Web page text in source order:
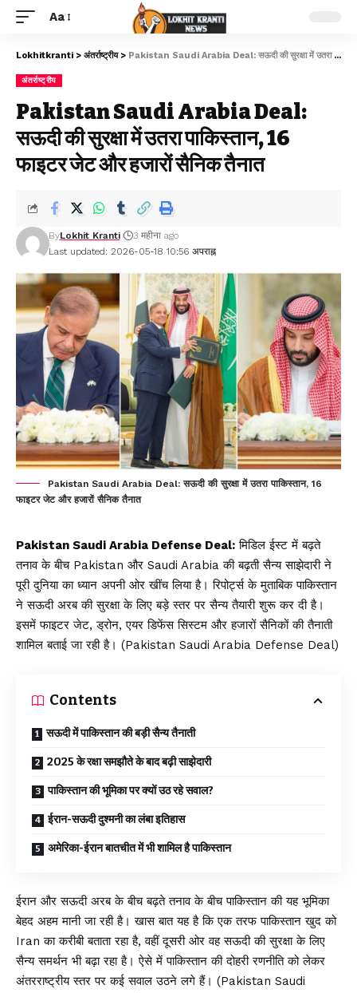
Aa
Lokhitkranti > अंतर्राष्ट्रीय> Pakistan Saudi Arabia Deal: सऊदी की सुरक्षा में उतरा पाकिस्तान, 16 फाइटर जेट और हजारों सैनिक तैनात
अंतर्राष्ट्रीय
Pakistan Saudi Arabia Deal:
सऊदी की सुरक्षा में उतरा पाकिस्तान, 16
फाइटर जेट और हजारों सैनिक तैनात
Last updated: 2026-05-18 10:56 अपराह्न
ByLokhit Kranti 3 महीना ago
Pakistan Saudi Arabia Deal: सऊदी की सुरक्षा में उतरा पाकिस्तान, 16
फाइटर जेट और हजारों सैनिक तैनात
Pakistan Saudi Arabia Defense Deal: मिडिल ईस्ट में बढ़ते
तनाव के बीच Pakistan और Saudi Arabia की बढ़ती सैन्य साझेदारी ने
पूरी दुनिया का ध्यान अपनी ओर खींच लिया है। रिपोर्ट्स के मुताबिक पाकिस्तान
ने सऊदी अरब की सुरक्षा के लिए बड़े स्तर पर सैन्य तैयारी शुरू कर दी है।
इसमें फाइटर जेट, ड्रोन, एयर डिफेंस सिस्टम और हजारों सैनिकों की तैनाती
शामिल बताई जा रही है। (Pakistan Saudi Arabia Defense Deal)
Contents
सऊदी में पाकिस्तान की बड़ी सैन्य तैनाती
2025 के रक्षा समझौते के बाद बढ़ी साझेदारी
पाकिस्तान की भूमिका पर क्यों उठ रहे सवाल?
ईरान-सऊदी दुश्मनी का लंबा इतिहास
अमेरिका-ईरान बातचीत में भी शामिल है पाकिस्तान
ईरान और सऊदी अरब के बीच बढ़ते तनाव के बीच पाकिस्तान की यह भूमिका
बेहद अहम मानी जा रही है। खास बात यह है कि एक तरफ पाकिस्तान खुद को
Iran का करीबी बताता रहा है, वहीं दूसरी ओर वह सऊदी की सुरक्षा के लिए
सैन्य समर्थन भी बढ़ा रहा है। ऐसे में पाकिस्तान की दोहरी रणनीति को लेकर
अंतरराष्ट्रीय स्तर पर कई सवाल उठने लगे हैं। (Pakistan Saudi